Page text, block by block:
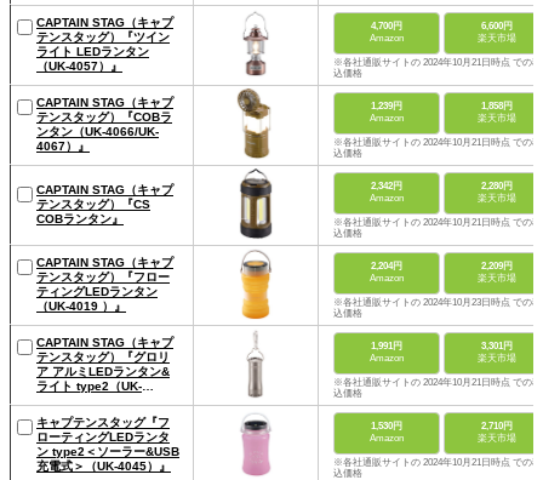
CAPTAIN STAG（キャプ
テンスタッグ）『ツイン
ライト LEDランタン
（UK-4057）』
4,700円
Amazon
6,600円
楽天市場
※各社通販サイトの 2024年10月21日時点 での税
込価格
CAPTAIN STAG（キャプ
テンスタッグ）『COBラ
ンタン（UK-4066/UK-
4067）』
1,239円
Amazon
1,858円
楽天市場
※各社通販サイトの 2024年10月21日時点 での税
込価格
CAPTAIN STAG（キャプ
テンスタッグ）『CS
COBランタン』
2,342円
Amazon
2,280円
楽天市場
※各社通販サイトの 2024年10月21日時点 での税
込価格
CAPTAIN STAG（キャプ
テンスタッグ）『フロー
ティングLEDランタン
（UK-4019 ）』
2,204円
Amazon
2,209円
楽天市場
※各社通販サイトの 2024年10月23日時点 での税
込価格
CAPTAIN STAG（キャプ
テンスタッグ）『グロリ
ア アルミLEDランタン&
ライト type2（UK-
1,991円
Amazon
3,301円
楽天市場
※各社通販サイトの 2024年10月21日時点 での税
込価格
キャプテンスタッグ『フ
ローティングLEDランタ
ン type2＜ソーラー&USB
充電式＞（UK-4045）』
1,530円
Amazon
2,710円
楽天市場
※各社通販サイトの 2024年10月21日時点 での税
込価格